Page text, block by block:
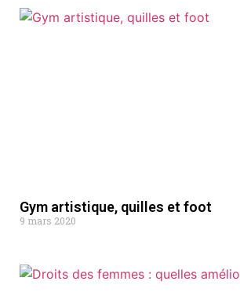
Gym artistique, quilles et foot
9 mars 2020